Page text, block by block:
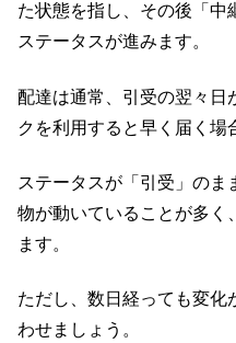
た状態を指し、その後「中
ステータスが進みます。
配達は通常、引受の翌々日
クを利用すると早く届く場
ステータスが「引受」の
物が動いていることが多く
ます。
ただし、数日経っても変化
わせましょう。